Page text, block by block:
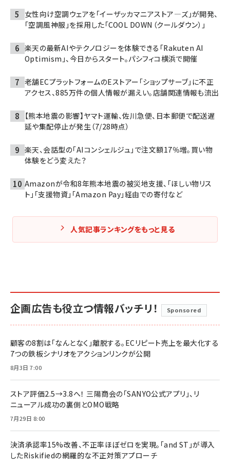
女性向け空調ウェアを「イーザッカマニアストア―ズ」が開発、
「空調風神服」を採用した「COOL DOWN（クールダウン）」
楽天の最新AIやテクノロジーを体験できる「Rakuten AI
Optimism」、今日からスタート。パシフィコ横浜で開催
老舗ECプラットフォームのEストアー「ショップサーブ」に不正
アクセス、885万件の個人情報が漏えい。店舗関連情報も流出
【熊本地震の影響】ヤマト運輸、佐川急便、日本郵便で配送遅
延や集配停止が発生（7/28時点）
楽天、会話型の「AIコンシェルジュ」で注文額17％増。買い物
体験をどう変えた？
Amazonが令和8年熊本地震の被災地支援、「ほしい物リス
ト」「支援物資」「Amazon Pay」経由での寄付など
人気記事ランキングをもっと見る
企画広告も役立つ情報バッチリ！ Sponsored
顧客の8割は「なんとなく」離脱する。ECリピート売上を最大化する
7つの鉄板シナリオをアクションリンクが公開
8月3日 7:00
ストア評価2.5→3.8へ！ 三陽商会の「SANYO公式アプリ」、リ
ニューアル成功の裏側とOMO戦略
7月29日 8:00
決済承認率15%改善、不正率ほぼゼロを実現。「and ST」が導入
したRiskifiedの網羅的な不正対策アプローチ